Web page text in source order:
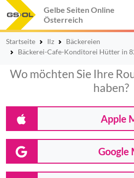
Gelbe Seiten Online
Österreich
Startseite Ilz
Bäckereien
Bäckerei-Cafe-Konditorei Hütter in
Wo möchten Sie Ihre
haben?
Apple
Google